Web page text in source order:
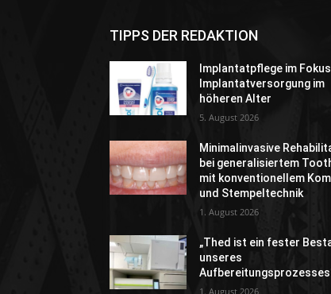
TIPPS DER REDAKTION
Implantatpflege im
Implantatversorgung im
höheren Alter
5. August 2026
Minimalinvasive
bei generalisiertem
mit konventionellem
und Stempeltechnik
1. August 2026
„Thed ist ein fester
unseres
1. August 2026